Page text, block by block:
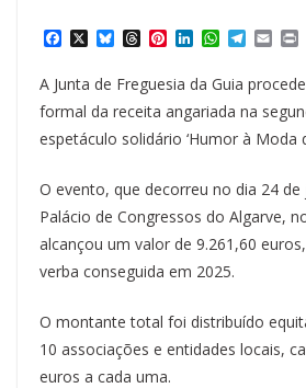
e
b
o
X B
u
e
s
y
T
e
a
s
P
n
t
e
e
L
n
k
e
I
W
a
t
s
p
T
e
g
a
E
i
l t
A Junta de Freguesia da Guia
formal da receita angariada na
espetáculo solidário ‘Humor à Moda
O evento, que decorreu no dia 24
Palácio de Congressos do Algarve,
alcançou um valor de 9.261,60
verba conseguida em 2025.
O montante total foi distribuído
10 associações e entidades locais,
euros a cada uma.